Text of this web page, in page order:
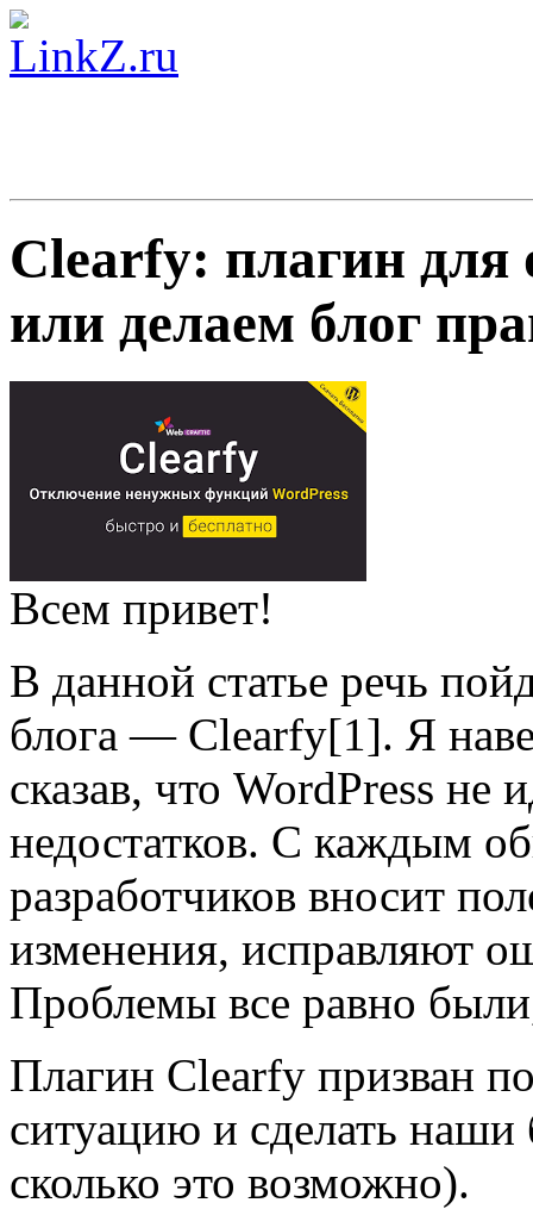
Clearfy: плагин
или делаем блог
Всем привет!
В данной статье речь
блога — Clearfy[1]. Я
сказав, что WordPress не
недостатков. С каждым
разработчиков вносит
изменения, исправляют
Проблемы все равно
Плагин Clearfy призван
ситуацию и сделать
сколько это возможно).